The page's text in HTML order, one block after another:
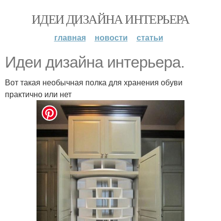
ИДЕИ ДИЗАЙНА ИНТЕРЬЕРА
главная новости статьи
Идеи дизайна интерьера.
Вот такая необычная полка для хранения обуви
практично или нет